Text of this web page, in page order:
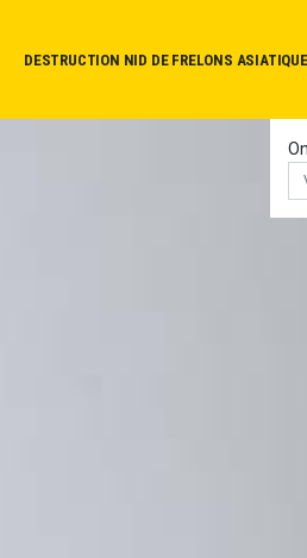
DESTRUCTION NID DE FRELONS